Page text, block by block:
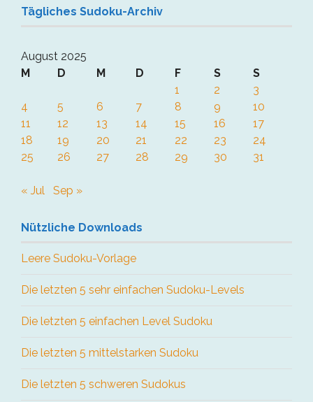
Tägliches Sudoku-Archiv
August 2025
M
D M D F S
S
1
2
3
4
5 6 7 8 9
10
11
12 13 14 15 16
17
18
19 20 21 22 23
24
25
26 27 28 29 30 31
« Jul Sep »
Nützliche Downloads
Leere Sudoku-Vorlage
Die letzten 5 sehr einfachen Sudoku-Levels
Die letzten 5 einfachen Level Sudoku
Die letzten 5 mittelstarken Sudoku
Die letzten 5 schweren Sudokus